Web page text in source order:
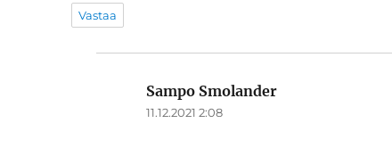
Vastaa
Sampo Smolander
11.12.2021 2:08